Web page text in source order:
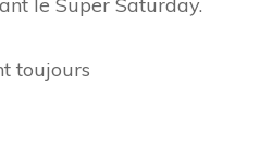
le Super Saturday.
toujours